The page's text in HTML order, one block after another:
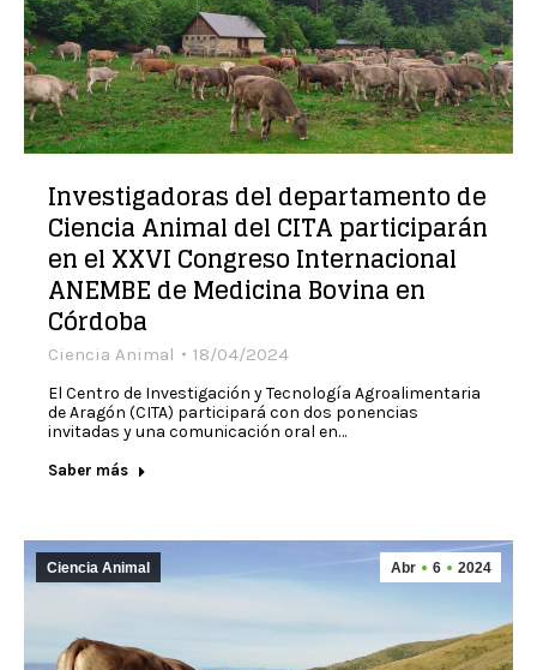
Investigadoras del departamento de
Ciencia Animal del CITA participarán
en el XXVI Congreso Internacional
ANEMBE de Medicina Bovina en
Córdoba
Ciencia Animal 18/04/2024
El Centro de Investigación y Tecnología Agroalimentaria
de Aragón (CITA) participará con dos ponencias
invitadas y una comunicación oral en…
Saber más
Abr 6 2024
Ciencia Animal